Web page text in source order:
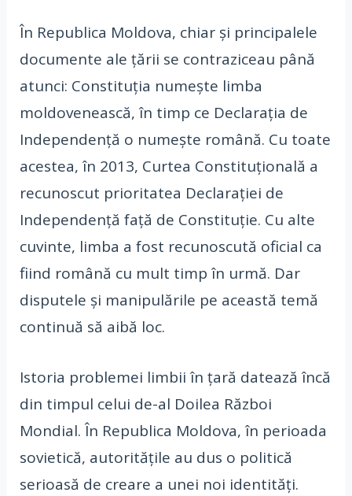
În Republica Moldova, chiar și principalele
documente ale țării se contraziceau până
atunci: Constituția numește limba
moldovenească, în timp ce Declarația de
Independență o numește română. Cu toate
acestea, în 2013, Curtea Constituțională a
recunoscut prioritatea Declarației de
Independență față de Constituție. Cu alte
cuvinte, limba a fost recunoscută oficial ca
fiind română cu mult timp în urmă. Dar
disputele și manipulările pe această temă
continuă să aibă loc.
Istoria problemei limbii în țară datează încă
din timpul celui de-al Doilea Război
Mondial. În Republica Moldova, în perioada
sovietică, autoritățile au dus o politică
serioasă de creare a unei noi identități.